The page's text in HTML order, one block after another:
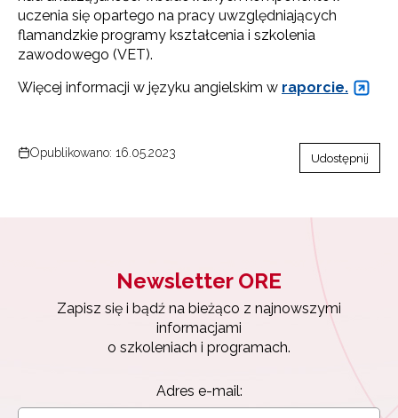
uczenia się opartego na pracy uwzględniających
flamandzkie programy kształcenia i szkolenia
zawodowego (VET).
Więcej informacji w języku angielskim w raporcie.
Opublikowano: 16.05.2023 Udostępnij
Newsletter ORE
Zapisz się i bądź na bieżąco z najnowszymi
informacjami
o szkoleniach i programach.
Adres e-mail: